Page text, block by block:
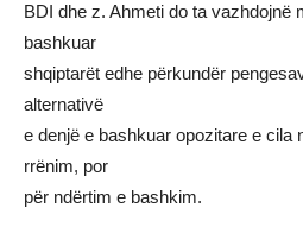
BDI dhe z. Ahmeti do ta vazhdojnë
bashkuar
shqiptarët edhe përkundër
alternativë
e denjë e bashkuar opozitare e cila
rrënim, por
për ndërtim e bashkim.